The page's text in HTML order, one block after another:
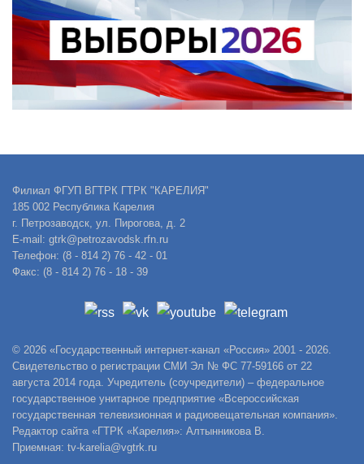
Филиал ФГУП ВГТРК ГТРК "КАРЕЛИЯ"
185 002 Республика Карелия
г. Петрозаводск, ул. Пирогова, д. 2
E-mail: gtrk@petrozavodsk.rfn.ru
Телефон: (8 - 814 2) 76 - 42 - 01
Факс: (8 - 814 2) 76 - 18 - 39
© 2026 «Государственный интернет-канал «Россия» 2001 - 2026.
Свидетельство о регистрации СМИ Эл № ФС 77-59166 от 22
августа 2014 года. Учредитель (соучредители) – федеральное
государственное унитарное предприятие «Всероссийская
государственная телевизионная и радиовещательная компания».
Редактор сайта «ГТРК «Карелия»: Алтынникова В.
Приемная: tv-karelia@vgtrk.ru